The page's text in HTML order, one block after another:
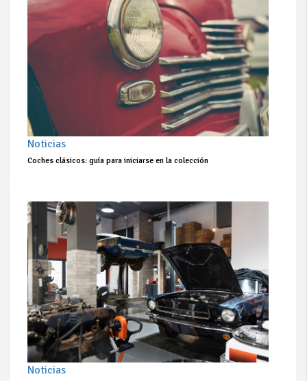
Noticias
Coches clásicos: guía para iniciarse en la colección
Noticias